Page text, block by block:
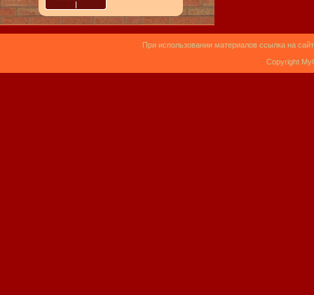
При использовании материалов ссылка на
Copyright